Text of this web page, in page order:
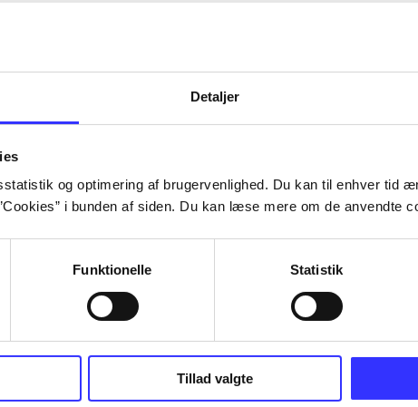
Detaljer
og optimering af brugervenlighed. Du kan til enhver tid
i bunden af siden. Du kan læse mere om de anvendte
Funktionelle Statistik
Tillad valgte